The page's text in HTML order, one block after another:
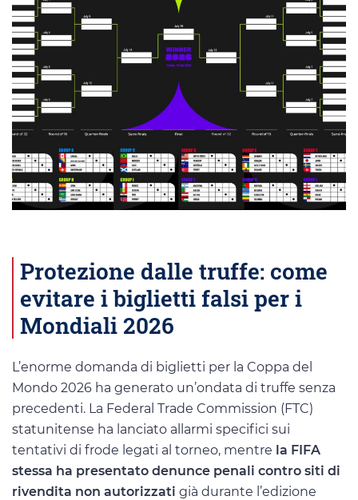
Protezione dalle truffe: come
evitare i biglietti falsi per i
Mondiali 2026
L’enorme domanda di biglietti per la Coppa del
Mondo 2026 ha generato un’ondata di truffe senza
precedenti. La Federal Trade Commission (FTC)
statunitense ha lanciato allarmi specifici sui
tentativi di frode legati al torneo, mentre la FIFA
stessa ha presentato denunce penali contro siti di
rivendita non autorizzati già durante l’edizione